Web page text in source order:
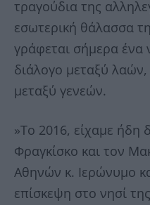
τραγούδια της
εσωτερική θάλασσα
γράφεται σήμερα ένα
διάλογο μεταξύ
μεταξύ γενεών.
»Το 2016, είχαμε ήδη
Φραγκίσκο και τον
Αθηνών κ. Ιερώνυμο
επίσκεψη στο νησί